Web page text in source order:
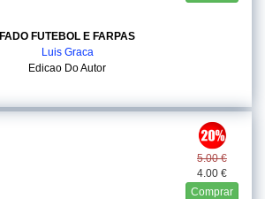
FADO FUTEBOL E FARPAS
Luis Graca
Edicao Do Autor
5.00 €
4.00 €
Comprar